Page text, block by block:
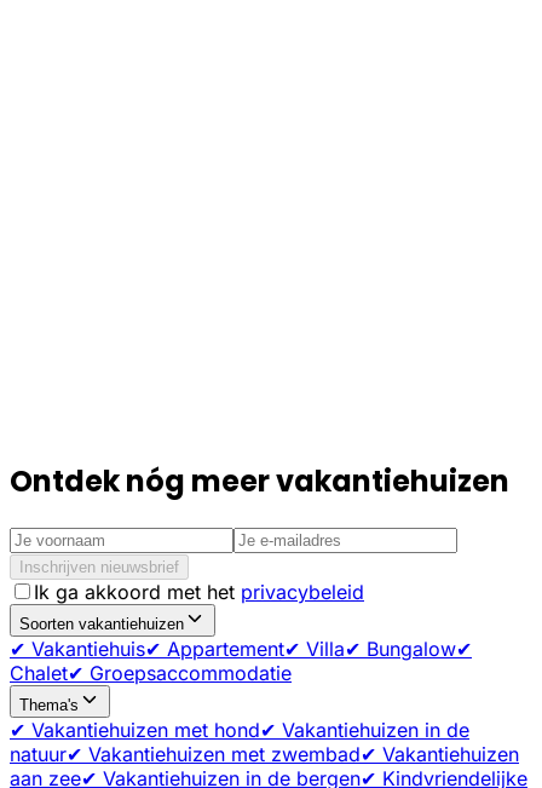
Ontdek nóg meer vakantiehuizen
Inschrijven nieuwsbrief
Ik ga akkoord met het privacybeleid
Soorten vakantiehuizen
✔ Vakantiehuis✔ Appartement✔ Villa✔ Bungalow✔
Chalet✔ Groepsaccommodatie
Thema's
✔ Vakantiehuizen met hond✔ Vakantiehuizen in de
natuur✔ Vakantiehuizen met zwembad✔ Vakantiehuizen
aan zee✔ Vakantiehuizen in de bergen✔ Kindvriendelijke